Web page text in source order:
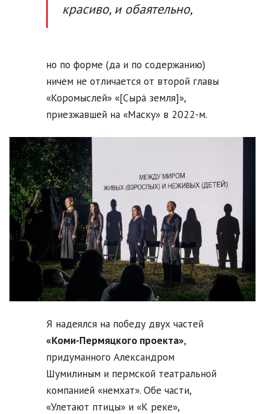
красиво, и обаятельно,
но по форме (да и по содержанию)
ничем не отличается от второй главы
«Коромыслей» «[Сырá земля]»,
приезжавшей на «Маску» в 2022-м.
Я надеялся на победу двух частей
«Коми-Пермяцкого проекта»,
придуманного Александром
Шумилиным и пермской театральной
компанией «немхат». Обе части,
«Улетают птицы» и «К реке»,